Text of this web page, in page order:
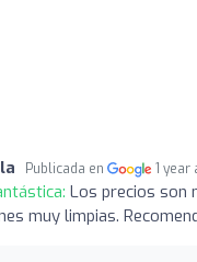
Publicada en 1 year
Los precios son
muy limpias.